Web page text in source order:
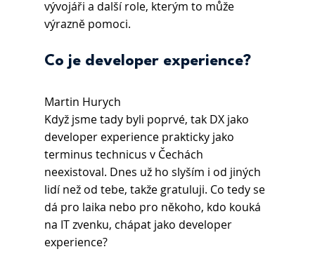
vývojáři a další role, kterým to může
výrazně pomoci.
Co je developer experience?
Martin Hurych
Když jsme tady byli poprvé, tak DX jako
developer experience prakticky jako
terminus technicus v Čechách
neexistoval. Dnes už ho slyším i od jiných
lidí než od tebe, takže gratuluji. Co tedy se
dá pro laika nebo pro někoho, kdo kouká
na IT zvenku, chápat jako developer
experience?